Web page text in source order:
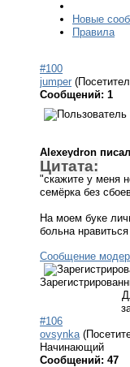
Новые
Правила
#100
jumper
Сообщений: 1
Alexeydron
Цитата:
"скажите у меня
семёрка без
На моем буке
больна нравиться
Сообщение
#106
ovsynka
Начинающий
Сообщений: 47